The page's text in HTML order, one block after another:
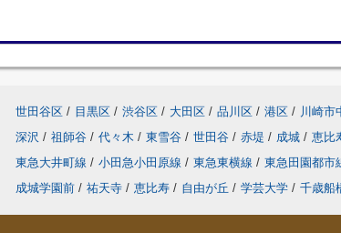
世田谷区 / 目黒区 / 渋谷区 / 大田区 / 品川区 / 港区 / 川崎市
深沢 / 祖師谷 / 代々木 / 東雪谷 / 世田谷 / 赤堤 / 成城 / 恵比
東急大井町線 / 小田急小田原線 / 東急東横線 / 東急田園都市
成城学園前 / 祐天寺 / 恵比寿 / 自由が丘 / 学芸大学 / 千歳船